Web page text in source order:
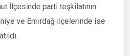
İlçesinde parti teşkilatının
ve Emirdağ ilçelerinde ise